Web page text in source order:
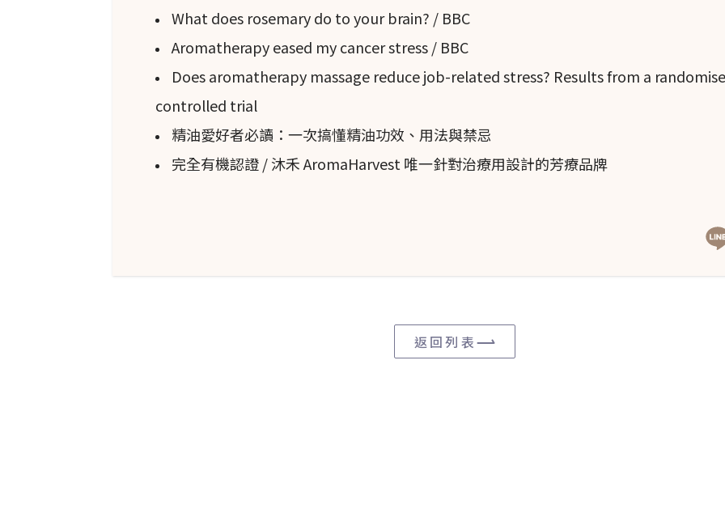
What does rosemary do to your brain? / BBC
Aromatherapy eased my cancer stress / BBC
Does aromatherapy massage reduce job-related stress? Results from a
controlled trial
精油愛好者必讀：一次搞懂精油功效、用法與禁忌
完全有機認證 / 沐禾 AromaHarvest 唯一針對治療用設計的芳療品牌
返回列表